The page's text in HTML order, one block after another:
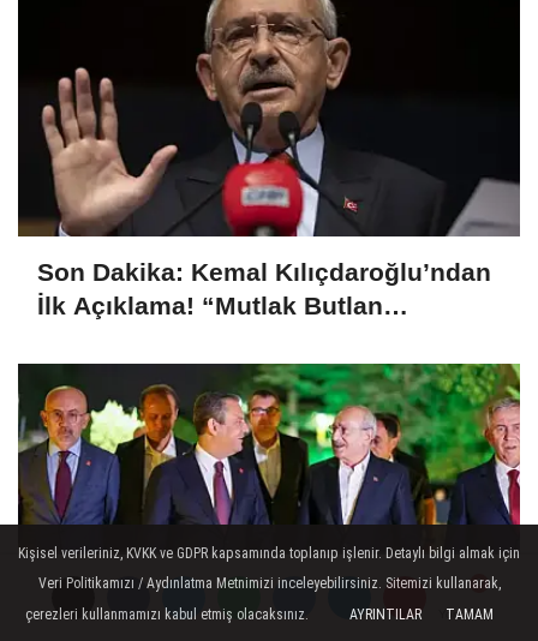
Yorumlar
Yorumlar
Son Dakika: Kemal Kılıçdaroğlu’ndan
İlk Açıklama! “Mutlak Butlan
Kişisel verileriniz, KVKK ve GDPR kapsamında toplanıp işlenir. Detaylı bilgi almak için
Veri Politikamızı / Aydınlatma Metnimizi inceleyebilirsiniz. Sitemizi kullanarak,
çerezleri kullanmamızı kabul etmiş olacaksınız.
AYRINTILAR TAMAM